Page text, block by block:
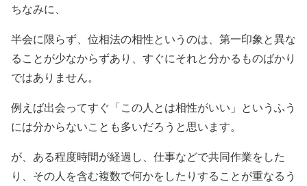
ちなみに、
半会に限らず、位相法の相性というのは、第一印象と異な
ることが少なからずあり、すぐにそれと分かるものばかり
ではありません。
例えば出会ってすぐ「この人とは相性がいい」というふう
には分からないことも多いだろうと思います。
が、ある程度時間が経過し、仕事などで共同作業をした
り、その人を含む複数で何かをしたりすることが重なるう